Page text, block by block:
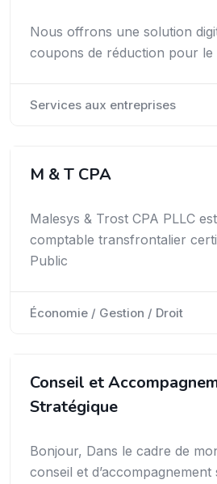
Nous offrons une solution
coupons de réduction pour le
Services aux entreprises
M & T CPA
Malesys & Trost CPA PLLC
comptable transfrontalier
Public
Économie / Gestion / Droit
Conseil et
Stratégique
Bonjour, Dans le cadre de
conseil et d’accompagnement